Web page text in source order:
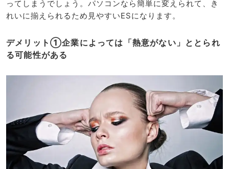
ってしまうでしょう。パソコンなら簡単に変えられて、き
れいに揃えられるため見やすいESになります。
デメリット①企業によっては「熱意がない」ととられ
る可能性がある